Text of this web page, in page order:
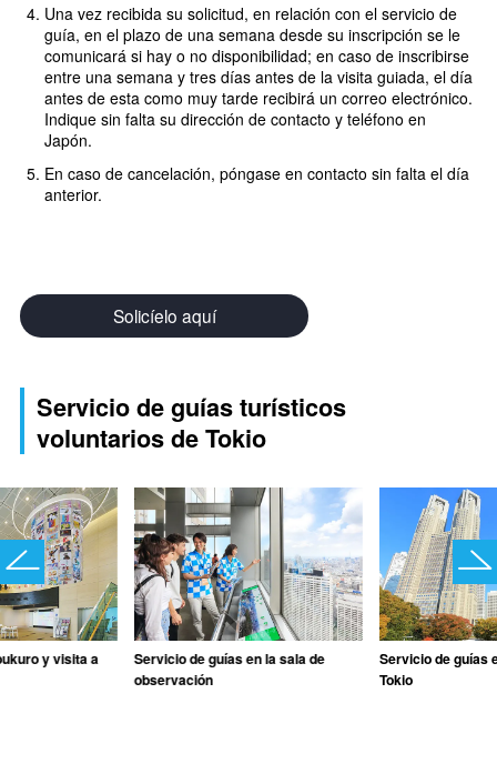
Una vez recibida su solicitud, en relación con el servicio de
guía, en el plazo de una semana desde su inscripción se le
comunicará si hay o no disponibilidad; en caso de inscribirse
entre una semana y tres días antes de la visita guiada, el día
antes de esta como muy tarde recibirá un correo electrónico.
Indique sin falta su dirección de contacto y teléfono en
Japón.
En caso de cancelación, póngase en contacto sin falta el día
anterior.
Solicíelo aquí
Servicio de guías turísticos
voluntarios de Tokio
y visita a
Servicio de guías en la sala de
observación
Servicio de guías
Tokio